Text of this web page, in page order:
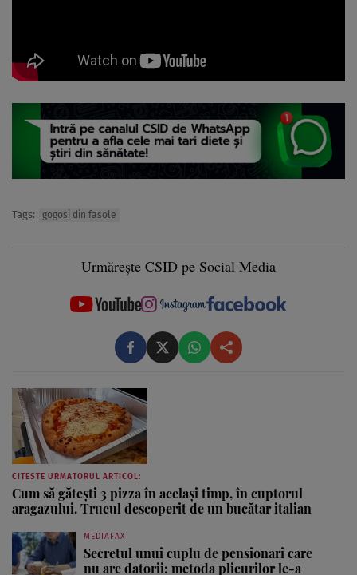
Tags: gogosi din fasole
Urmărește CSID pe Social Media
CITESTE URMATORUL ARTICOL:
Cum să gătești 3 pizza în același timp, în cuptorul
aragazului. Trucul descoperit de un bucătar italian
MEDIAFAX
Secretul unui cuplu de pensionari care
nu are datorii: metoda plicurilor le-a